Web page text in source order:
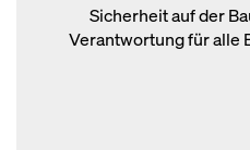
Sicherheit auf der
Verantwortung für alle